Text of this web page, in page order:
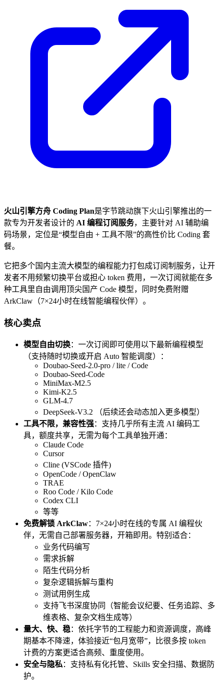
火山引擎方舟 Coding Plan是字节跳动旗下火山引擎推出的一
款专为开发者设计的 AI 编程订阅服务，主要针对 AI 辅助编
码场景，定位是“模型自由 + 工具不限”的高性价比 Coding 套
餐。
它把多个国内主流大模型的编程能力打包成订阅制服务，让开
发者不用频繁切换平台或担心 token 费用，一次订阅就能在多
种工具里自由调用顶尖国产 Code 模型，同时免费附赠
ArkClaw（7×24小时在线智能编程伙伴）。
核心卖点
模型自由切换：一次订阅即可使用以下最新编程模型
（支持随时切换或开启 Auto 智能调度）：
Doubao-Seed-2.0-pro / lite / Code
Doubao-Seed-Code
MiniMax-M2.5
Kimi-K2.5
GLM-4.7
DeepSeek-V3.2 （后续还会动态加入更多模型）
工具不限，兼容性强：支持几乎所有主流 AI 编码工
具，额度共享，无需为每个工具单独开通：
Claude Code
Cursor
Cline (VSCode 插件)
OpenCode / OpenClaw
TRAE
Roo Code / Kilo Code
Codex CLI
等等
免费解锁 ArkClaw：7×24小时在线的专属 AI 编程伙
伴，无需自己部署服务器，开箱即用。特别适合：
业务代码编写
需求拆解
陌生代码分析
复杂逻辑拆解与重构
测试用例生成
支持飞书深度协同（智能会议纪要、任务追踪、多
维表格、复杂文档生成等）
量大、快、稳：依托字节的工程能力和资源调度，高峰
期基本不降速，体验接近“包月宽带”，比很多按 token
计费的方案更适合高频、重度使用。
安全与隐私：支持私有化托管、Skills 安全扫描、数据防
护。